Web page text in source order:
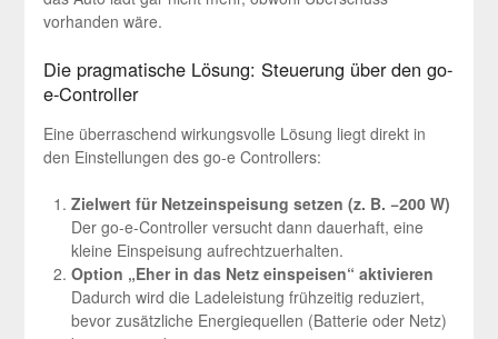
vorhanden wäre.
Die pragmatische Lösung: Steuerung über den go-
e-Controller
Eine überraschend wirkungsvolle Lösung liegt direkt in
den Einstellungen des go-e Controllers:
Zielwert für Netzeinspeisung setzen (z. B. −200 W)
Der go-e-Controller versucht dann dauerhaft, eine
kleine Einspeisung aufrechtzuerhalten.
Option „Eher in das Netz einspeisen“ aktivieren
Dadurch wird die Ladeleistung frühzeitig reduziert,
bevor zusätzliche Energiequellen (Batterie oder Netz)